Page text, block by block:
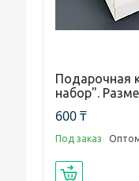
Подарочная
набор".
600 ₸
Под заказ